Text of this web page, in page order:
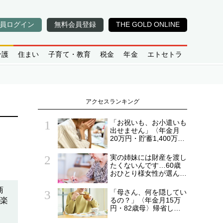
ログイン 無料会員登録 THE GOLD ONLINE
護 住まい 子育て・教育 税金 年金 エトセトラ
アクセスランキング
「お祝いも、お小遣いも
出せません」〈年金月
20万円・貯蓄1,400万
なくなって気づいたこと
実の姉妹には財産を渡し
たくないんです…60歳
おひとり様女性が選んだ
実務士が解説】
「母さん、何を隠してい
るの？」〈年金月15万
円・82歳母〉帰省した